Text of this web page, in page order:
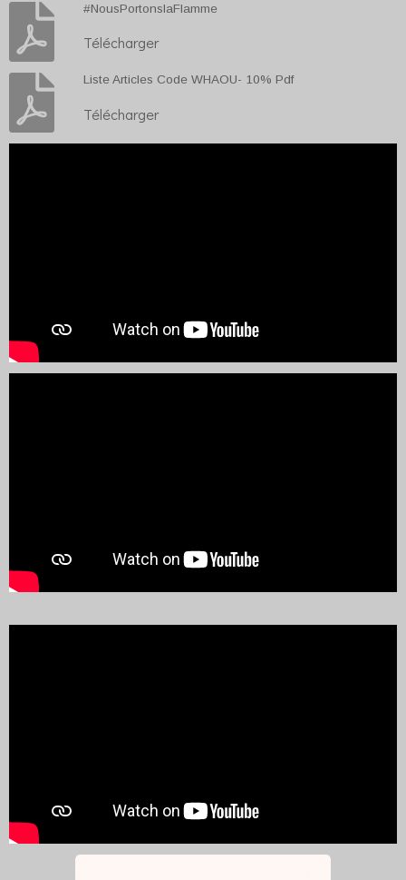
#NousPortonslaFlamme
Télécharger
Liste Articles Code WHAOU- 10% Pdf
Télécharger